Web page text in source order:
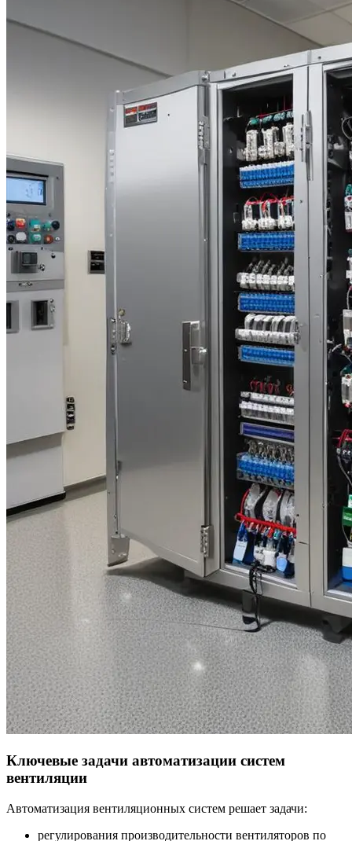
Ключевые задачи автоматизации систем
вентиляции
Автоматизация вентиляционных систем решает задачи:
регулирования производительности вентиляторов по